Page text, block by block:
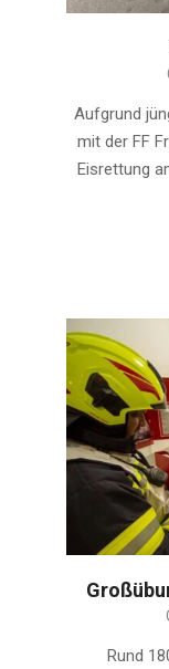
Aufgrund
mit der FF
Eisrettung
Rund